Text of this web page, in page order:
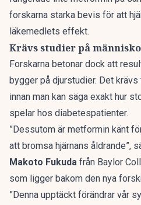
forskarna starka bevis för att
läkemedlets effekt.
Krävs studier på
Forskarna betonar dock att
bygger på djurstudier. Det
innan man kan säga exakt hur
spelar hos diabetespatienter.
”Dessutom är metformin känt
att bromsa hjärnans åldrande”,
Makoto Fukuda från Baylor
som ligger bakom den nya
”Denna upptäckt förändrar vår